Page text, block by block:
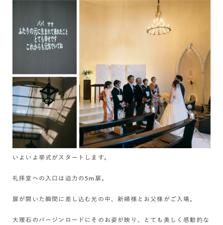
いよいよ挙式がスタートします。
礼拝堂への入口は迫力の5m扉。
扉が開いた瞬間に差し込む光の中、新婦様とお父様がご入場。
大理石のバージンロードにそのお姿が映り、とても美しく感動的な